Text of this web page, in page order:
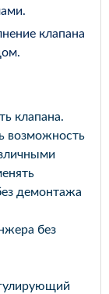
клапана
клапана.
возможность
демонтажа
без